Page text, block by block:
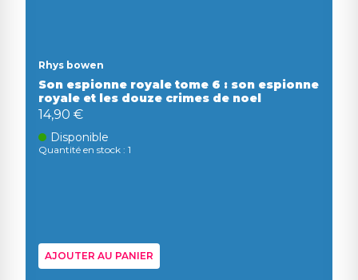
Rhys bowen
Son espionne royale tome 6 : son espionne
royale et les douze crimes de noel
14,90 €
Disponible
Quantité en stock : 1
AJOUTER AU PANIER